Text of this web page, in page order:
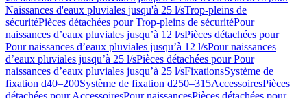
Naissances d'eaux pluviales jusqu'à 25 l/sTrop-pleins de
sécuritéPièces détachées pour Trop-pleins de sécuritéPour
naissances d’eaux pluviales jusqu’à 12 l/sPièces détachées pour
Pour naissances d’eaux pluviales jusqu’à 12 l/sPour naissances
d’eaux pluviales jusqu’à 25 l/sPièces détachées pour Pour
naissances d’eaux pluviales jusqu’à 25 l/sFixationsSystème de
fixation d40–200Système de fixation d250–315AccessoiresPièces
détachées pour AccessoiresPour naissancesPièces détachées pour